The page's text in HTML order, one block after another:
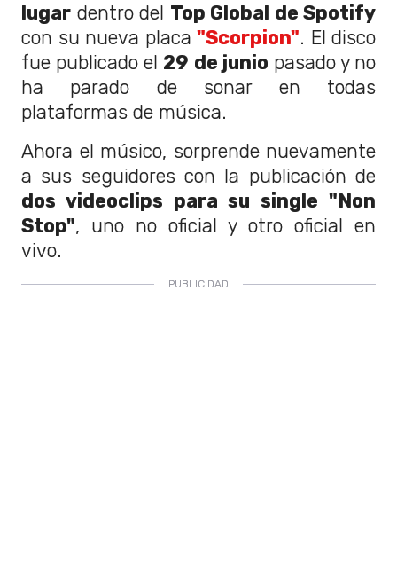
lugar dentro del Top Global de Spotify
con su nueva placa "Scorpion". El disco
fue publicado el 29 de junio pasado y no
ha parado de sonar en todas
plataformas de música.
Ahora el músico, sorprende nuevamente
a sus seguidores con la publicación de
dos videoclips para su single "Non
Stop", uno no oficial y otro oficial en
vivo.